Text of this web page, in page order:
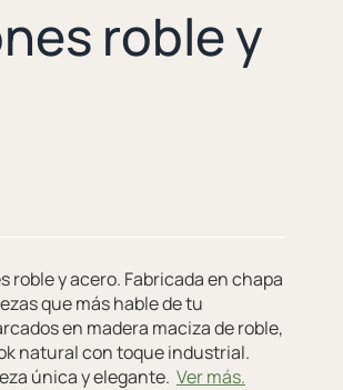
roble y
y acero. Fabricada en chapa
que más hable de tu
en madera maciza de roble,
natural con toque industrial.
única y elegante. Ver más.